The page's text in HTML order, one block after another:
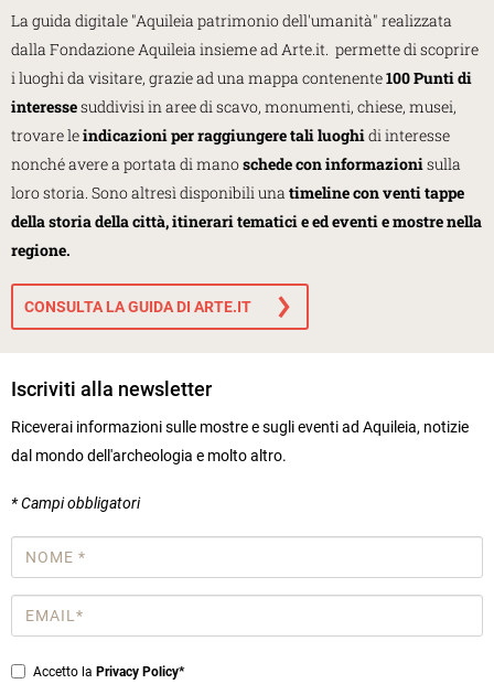
La guida digitale "Aquileia patrimonio dell'umanità" realizzata
dalla Fondazione Aquileia insieme ad Arte.it. permette di scoprire
i luoghi da visitare, grazie ad una mappa contenente100 Punti di
interessesuddivisi in aree di scavo, monumenti, chiese, musei,
trovare leindicazioni per raggiungere tali luoghidi interesse
nonché avere a portata di manoschede con informazionisulla
loro storia. Sono altresì disponibili unatimeline con venti tappe
della storia della città, itinerari tematici e ed eventi e mostre nella
regione.
CONSULTA LA GUIDA DI ARTE.IT
Iscriviti alla newsletter
Riceverai informazioni sulle mostre e sugli eventi ad Aquileia, notizie
dal mondo dell'archeologia e molto altro.
* Campi obbligatori
Nome
*
Email
*
Privacy
Accetto la Privacy Policy*